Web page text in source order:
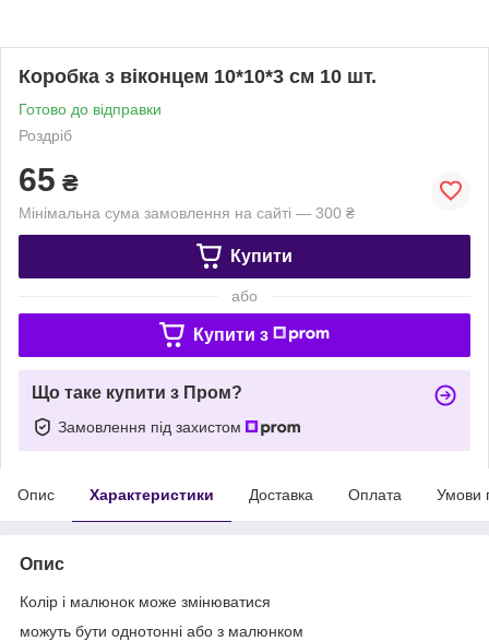
Коробка з віконцем 10*10*3 см 10 шт.
Готово до відправки
Роздріб
65 ₴
Мінімальна сума замовлення на сайті — 300 ₴
Купити
або
Купити з
Що таке купити з Пром?
Замовлення під захистом
Опис Характеристики Доставка Оплата Умови
Опис
Колір і малюнок може змінюватися
можуть бути однотонні або з малюнком